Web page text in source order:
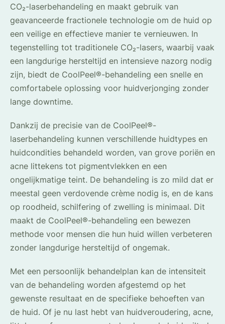
CO₂-laserbehandeling en maakt gebruik van
geavanceerde fractionele technologie om de huid op
een veilige en effectieve manier te vernieuwen. In
tegenstelling tot traditionele CO₂-lasers, waarbij vaak
een langdurige hersteltijd en intensieve nazorg nodig
zijn, biedt de CoolPeel®-behandeling een snelle en
comfortabele oplossing voor huidverjonging zonder
lange downtime.
Dankzij de precisie van de CoolPeel®-
laserbehandeling kunnen verschillende huidtypes en
huidcondities behandeld worden, van grove poriën en
acne littekens tot pigmentvlekken en een
ongelijkmatige teint. De behandeling is zo mild dat er
meestal geen verdovende crème nodig is, en de kans
op roodheid, schilfering of zwelling is minimaal. Dit
maakt de CoolPeel®-behandeling een bewezen
methode voor mensen die hun huid willen verbeteren
zonder langdurige hersteltijd of ongemak.
Met een persoonlijk behandelplan kan de intensiteit
van de behandeling worden afgestemd op het
gewenste resultaat en de specifieke behoeften van
de huid. Of je nu last hebt van huidveroudering, acne,